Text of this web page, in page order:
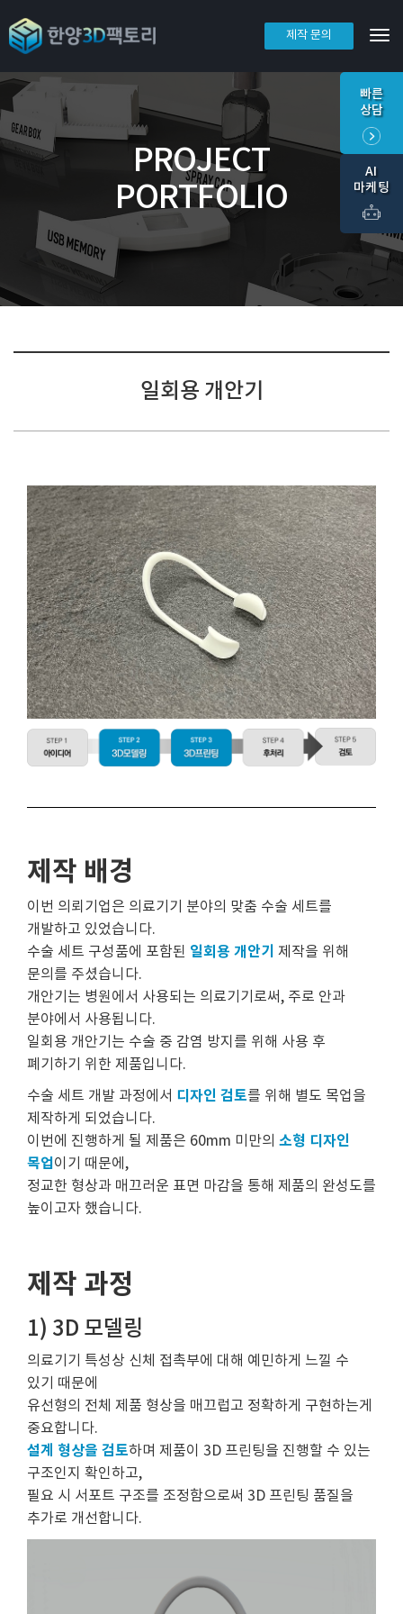
제작 문의
PROJECT
PORTFOLIO
일회용 개안기
제작 배경
이번 의뢰기업은 의료기기 분야의 맞춤 수술 세트를
개발하고 있었습니다.
수술 세트 구성품에 포함된 일회용 개안기 제작을 위해
문의를 주셨습니다.
개안기는 병원에서 사용되는 의료기기로써, 주로 안과
분야에서 사용됩니다.
일회용 개안기는 수술 중 감염 방지를 위해 사용 후
폐기하기 위한 제품입니다.
수술 세트 개발 과정에서 디자인 검토를 위해 별도 목업을
제작하게 되었습니다.
이번에 진행하게 될 제품은 60mm 미만의 소형 디자인
목업 이기 때문에,
정교한 형상과 매끄러운 표면 마감을 통해 제품의 완성도를
높이고자 했습니다.
제작 과정
1) 3D 모델링
의료기기 특성상 신체 접촉부에 대해 예민하게 느낄 수
있기 때문에
유선형의 전체 제품 형상을 매끄럽고 정확하게 구현하는게
중요합니다.
설계 형상을 검토하며 제품이 3D 프린팅을 진행할 수 있는
구조인지 확인하고,
필요 시 서포트 구조를 조정함으로써 3D 프린팅 품질을
추가로 개선합니다.
빠른
상담
AI
마케팅